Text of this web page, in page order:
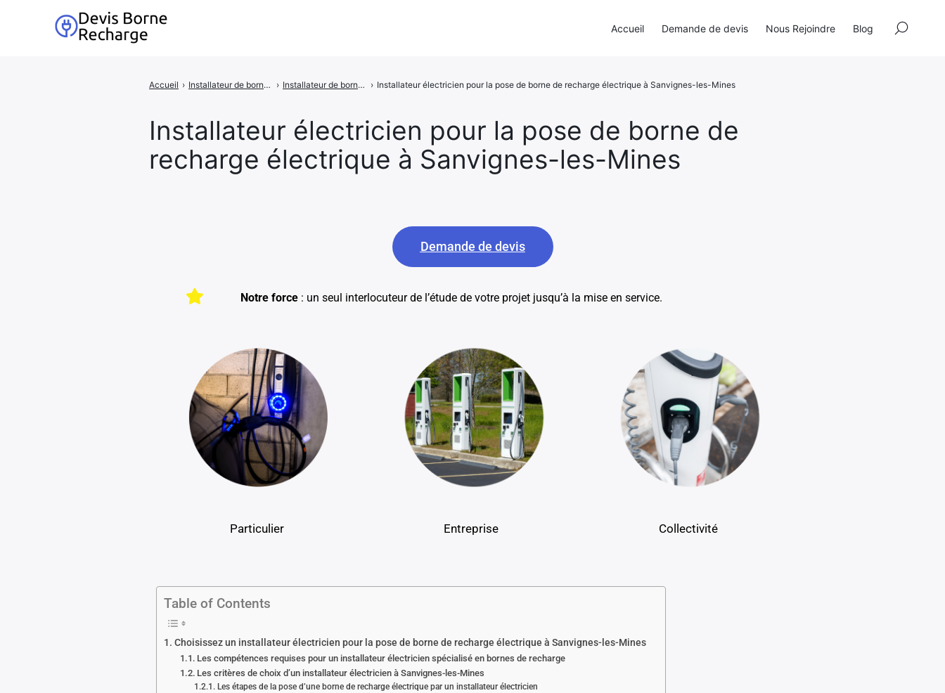
Installateur électricien pour la pose de borne de
recharge électrique à Sanvignes-les-Mines
Accueil › Installateur de bornes de recharge pour voiture électrique en région Bourgogne-Franche-Comté › Installateur de bornes de recharge pour voiture électrique dans le département de la Saône-et-Loire › Installateur électricien pour la pose de borne de recharge électrique à Sanvignes-les-Mines
Demande de devis
Notre force: un seul interlocuteur de l’étude de votre projet jusqu’à la mise en service.
Particulier Entreprise Collectivité
Table of Contents
Choisissez un installateur électricien pour la pose de borne de recharge électrique à Sanvignes-les-Mines
Les compétences requises pour un installateur électricien spécialisé en bornes de recharge
Les critères de choix d’un installateur électricien à Sanvignes-les-Mines
Les étapes de la pose d’une borne de recharge électrique par un installateur électricien
Accueil Demande de devis Nous Rejoindre Blog
×